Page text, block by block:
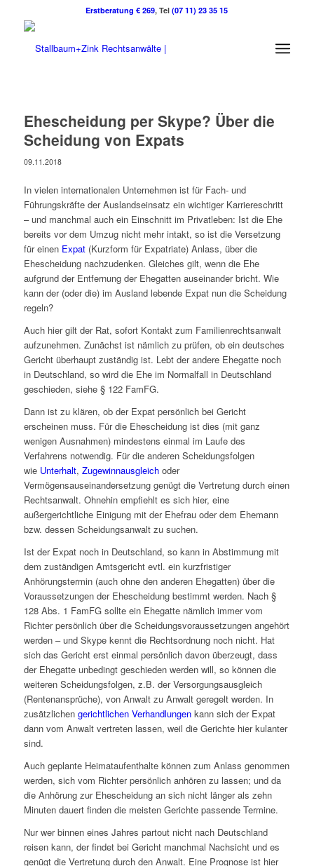
Erstberatung € 269, Tel(07 11) 23 35 15
Ehescheidung per Skype? Über die
Scheidung von Expats
09.11.2018
In vielen internationalen Unternehmen ist für Fach- und
Führungskräfte der Auslandseinsatz ein wichtiger Karriereschritt
– und manchmal auch ein Einschnitt im Privatleben: Ist die Ehe
bereits vor dem Umzug nicht mehr intakt, so ist die Versetzung
für einen Expat(Kurzform für Expatriate) Anlass, über die
Ehescheidung nachzudenken. Gleiches gilt, wenn die Ehe
aufgrund der Entfernung der Ehegatten auseinander bricht. Wie
kann der (oder die) im Ausland lebende Expat nun die Scheidung
regeln?
Auch hier gilt der Rat, sofort Kontakt zum Familienrechtsanwalt
aufzunehmen. Zunächst ist nämlich zu prüfen, ob ein deutsches
Gericht überhaupt zuständig ist. Lebt der andere Ehegatte noch
in Deutschland, so wird die Ehe im Normalfall in Deutschland
geschieden, siehe § 122 FamFG.
Dann ist zu klären, ob der Expat persönlich bei Gericht
erscheinen muss. Für die Ehescheidung ist dies (mit ganz
wenigen Ausnahmen) mindestens einmal im Laufe des
Verfahrens notwendig. Für die anderen Scheidungsfolgen
wie Unterhalt, Zugewinnausgleichoder
Vermögensauseinandersetzung genügt die Vertretung durch einen
Rechtsanwalt. Ohnehin empfiehlt es sich hier, eine
außergerichtliche Einigung mit der Ehefrau oder dem Ehemann
bzw. dessen Scheidungsanwalt zu suchen.
Ist der Expat noch in Deutschland, so kann in Abstimmung mit
dem zuständigen Amtsgericht evtl. ein kurzfristiger
Anhörungstermin (auch ohne den anderen Ehegatten) über die
Voraussetzungen der Ehescheidung bestimmt werden. Nach §
128 Abs. 1 FamFG sollte ein Ehegatte nämlich immer vom
Richter persönlich über die Scheidungsvoraussetzungen angehört
werden – und Skype kennt die Rechtsordnung noch nicht. Hat
sich das Gericht erst einmal persönlich davon überzeugt, dass
der Ehegatte unbedingt geschieden werden will, so können die
weiteren Scheidungsfolgen, z.B. der Versorgungsausgleich
(Rentenansprüche), von Anwalt zu Anwalt geregelt werden. In
zusätzlichen gerichtlichen Verhandlungenkann sich der Expat
dann vom Anwalt vertreten lassen, weil die Gerichte hier kulanter
sind.
Auch geplante Heimataufenthalte können zum Anlass genommen
werden, sich vom Richter persönlich anhören zu lassen; und da
die Anhörung zur Ehescheidung an sich nicht länger als zehn
Minuten dauert finden die meisten Gerichte passende Termine.
Nur wer binnen eines Jahres partout nicht nach Deutschland
reisen kann, der findet bei Gericht manchmal Nachsicht und es
genügt die Vertretung durch den Anwalt. Eine Prognose ist hier